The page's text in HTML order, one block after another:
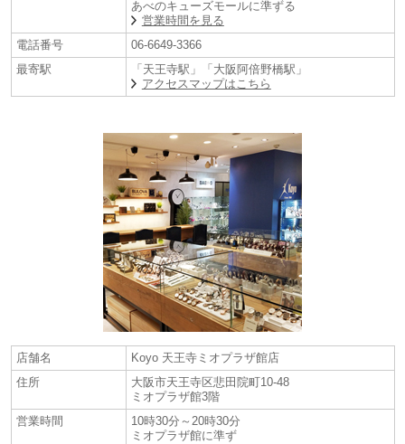
【LUKIA(ルキア)】
1995年に誕生し、今日まで女性のニーズをとらえたブランドとして、30
代の働く女性を中心に多くの方から支持されてきました。最先端技術に
よる高機能を搭載しながら、時代に合った心地よいデザインで、スマー
トに、前向きに、自分らしく毎日を送る女性の手元を彩り、その輝きを
最大限に引き出します。ブランド名“LUKIA”は、L＝Lucid（輝く）、U＝
Unison（調和）、K＝Keen（はつらつとした）、I＝Intellectual（知的
な）、A＝Active（活動的な）の頭文字を組み合わせた造語です。
*現金支払いでレジにて更にお得なキャッシュ割５％OFF！！
（一部対象外がございます各店舗に詳しくは各店舗にお問合せ下さいま
せ）
あべのキューズモールに準ずる
営業時間を見る
電話番号
06-6649-3366
最寄駅
「天王寺駅」「大阪阿倍野橋駅」
アクセスマップはこちら
店舗名
Koyo 天王寺ミオプラザ館店
住所
大阪市天王寺区悲田院町10-48
ミオプラザ館3階
営業時間
10時30分～20時30分
ミオプラザ館に準ず